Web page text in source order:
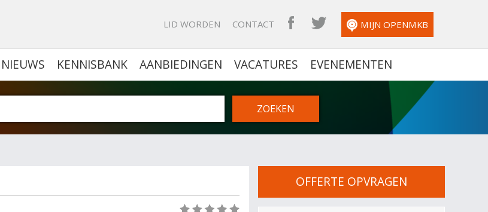
LID WORDEN CONTACT OPENMKB FACEBOOK
OPENMKB TWITTER
MIJN OPENMKB
NIEUWS KENNISBANK AANBIEDINGEN VACATURES EVENEMENTEN
OFFERTE OPVRAGEN